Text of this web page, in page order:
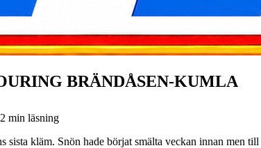
BRÄNDÅSEN-KUMLA
2 min läsning
kläm. Snön hade börjat smälta veckan innan men